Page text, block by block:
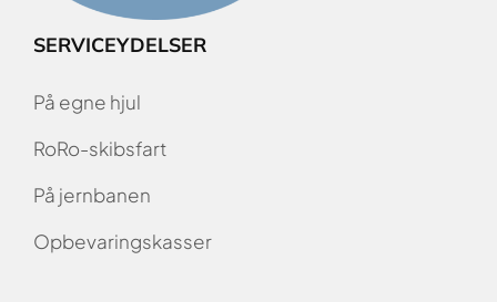
SERVICEYDELSER
På egne hjul
RoRo-skibsfart
På jernbanen
Opbevaringskasser